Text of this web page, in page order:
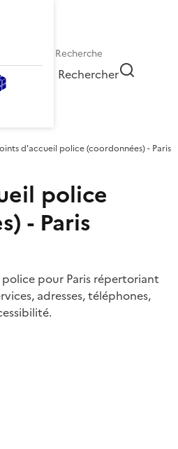
Rechercher
d'accueil police (coordonnées) - Paris
police
- Paris
pour Paris répertoriant
adresses, téléphones,